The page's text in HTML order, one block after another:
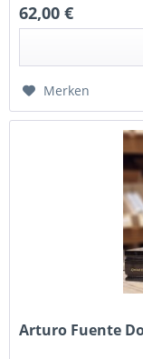
62,00 €
Merken
Arturo Fuente